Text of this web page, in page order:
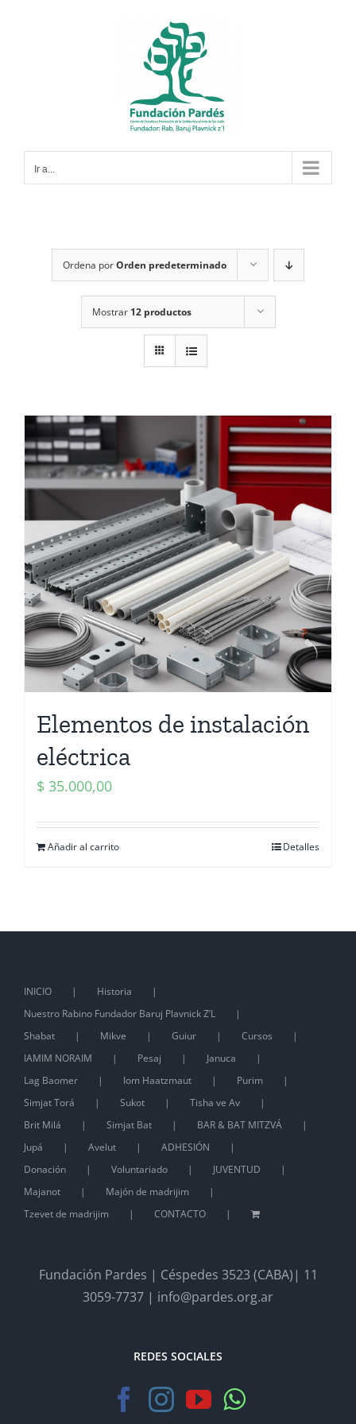
Ir a...
Ordena porOrden predeterminado
Mostrar 12 productos
Elementos de instalación
eléctrica
$ 35.000,00
Añadir al carrito Detalles
INICIO
Historia
Nuestro Rabino Fundador Baruj Plavnick Z’L
Shabat
Mikve Guiur
Cursos
IAMIM NORAIM
Pesaj
Januca
Lag Baomer
Iom Haatzmaut
Purim
Simjat Torá
Sukot
Tisha ve Av
Brit Milá
Simjat Bat
BAR & BAT MITZVÁ
Jupá
Avelut
ADHESIÓN
Donación
Voluntariado
JUVENTUD
Majanot
Majón de madrijim
Tzevet de madrijim
CONTACTO
Fundación Pardes | Céspedes 3523 (CABA)| 11
3059-7737 | info@pardes.org.ar
REDES SOCIALES